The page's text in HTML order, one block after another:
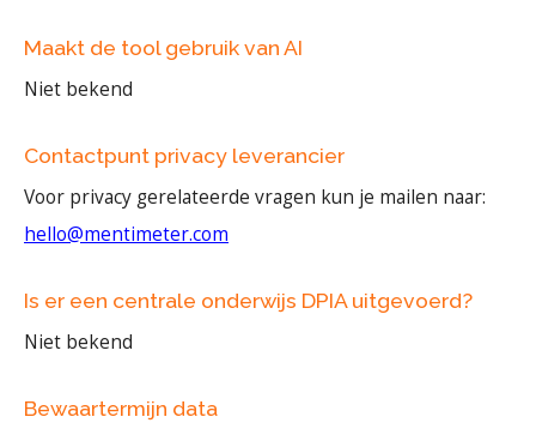
Maakt de tool gebruik van AI
Niet bekend
Contactpunt privacy leverancier
Voor privacy gerelateerde vragen kun je mailen naar:
hello@mentimeter.com
Is er een centrale onderwijs DPIA uitgevoerd?
Niet bekend
Bewaartermijn data